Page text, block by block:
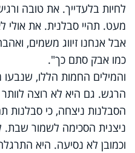
לחיות בלעדייך. את טובה
מעט. תהיי סבלנית. את אולי
אבל אנחנו זיווג משמים,
כמו אבק סתם כך".
והמילים החמות הללו, שנבעו
הרגש. גם היא לא רוצה
הסבלנות ניצחה, כי סבלנות
ניצנית הסכימה לשמור שבת.
וכמובן לא נסיעה. היא